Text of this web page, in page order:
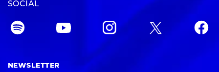
SOCIAL
NEWSLETTER